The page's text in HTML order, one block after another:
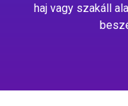
haj vagy szakáll